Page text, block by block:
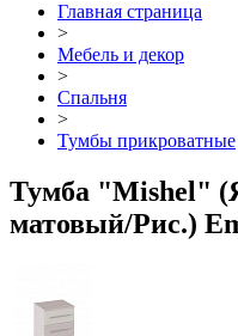
Главная страница
>
Мебель и декор
>
Спальня
>
Тумбы прикроватные
Тумба "Mishel"
матовый/Рис.)